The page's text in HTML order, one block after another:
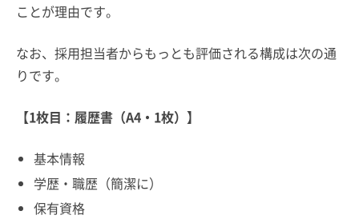
ことが理由です。
なお、採用担当者からもっとも評価される構成は次の通
りです。
【1枚目：履歴書（A4・1枚）】
基本情報
学歴・職歴（簡潔に）
保有資格